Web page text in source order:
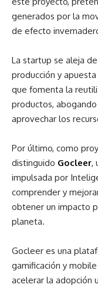
generados por la
de efecto
La startup se aleja
producción y
que fomenta la
productos,
aprovechar los
Por último, como
distinguido Gocleer,
impulsada por
comprender y
obtener un impacto
planeta.
Gocleer es una
gamificación y
acelerar la adopción